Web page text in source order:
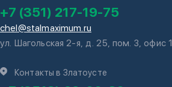
+7 (351) 217-19-75
chel@stalmaximum.ru
ул. Шагольская 2-я, д. 25, пом. 3, офис 1
Контакты в Златоусте